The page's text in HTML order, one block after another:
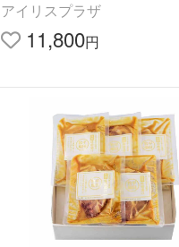
アイリスプラザ
11,800円